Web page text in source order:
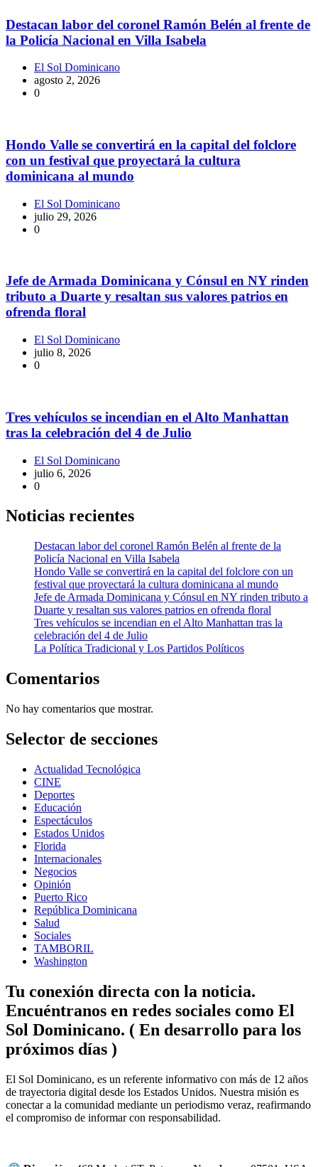
Destacan labor del coronel Ramón Belén al frente de
la Policía Nacional en Villa Isabela
El Sol Dominicano
agosto 2, 2026
0
Hondo Valle se convertirá en la capital del folclore
con un festival que proyectará la cultura
dominicana al mundo
El Sol Dominicano
julio 29, 2026
0
Jefe de Armada Dominicana y Cónsul en NY rinden
tributo a Duarte y resaltan sus valores patrios en
ofrenda floral
El Sol Dominicano
julio 8, 2026
0
Tres vehículos se incendian en el Alto Manhattan
tras la celebración del 4 de Julio
El Sol Dominicano
julio 6, 2026
0
Noticias recientes
Destacan labor del coronel Ramón Belén al frente de la
Policía Nacional en Villa Isabela
Hondo Valle se convertirá en la capital del folclore con un
festival que proyectará la cultura dominicana al mundo
Jefe de Armada Dominicana y Cónsul en NY rinden tributo a
Duarte y resaltan sus valores patrios en ofrenda floral
Tres vehículos se incendian en el Alto Manhattan tras la
celebración del 4 de Julio
La Política Tradicional y Los Partidos Políticos
Comentarios
No hay comentarios que mostrar.
Selector de secciones
Actualidad Tecnológica
CINE
Deportes
Educación
Espectáculos
Estados Unidos
Florida
Internacionales
Negocios
Opinión
Puerto Rico
República Dominicana
Salud
Sociales
TAMBORIL
Washington
Tu conexión directa con la noticia.
Encuéntranos en redes sociales como El
Sol Dominicano. ( En desarrollo para los
próximos días )
Facebook
Instagram
Linkedin
Twitter
El Sol Dominicano, es un referente informativo con más de 12 años
de trayectoria digital desde los Estados Unidos. Nuestra misión es
conectar a la comunidad mediante un periodismo veraz, reafirmando
el compromiso de informar con responsabilidad.